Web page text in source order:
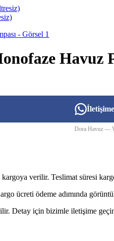
Havuz
Dora Havuz —
kargoya verilir. Teslimat süresi
ücreti ödeme adımında
Detay için bizimle iletişime